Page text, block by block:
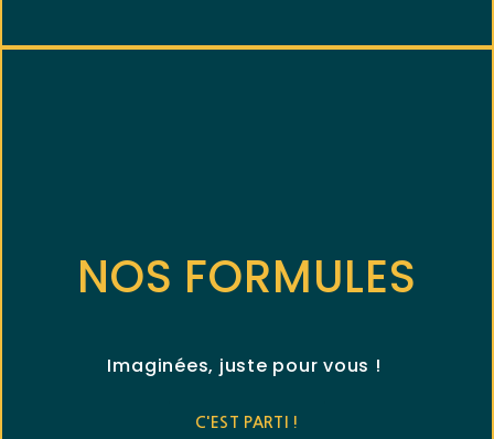
NOS FORMULES
Imaginées, juste pour vous !
C'EST PARTI !